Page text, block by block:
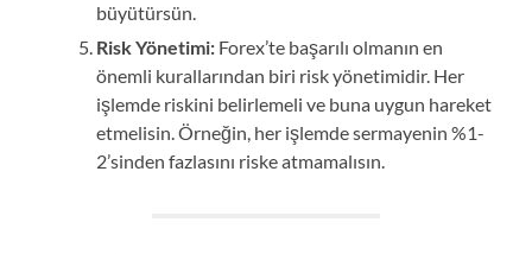
büyütürsün.
Risk Yönetimi: Forex’te başarılı olmanın en
önemli kurallarından biri risk yönetimidir. Her
işlemde riskini belirlemeli ve buna uygun hareket
etmelisin. Örneğin, her işlemde sermayenin %1-
2’sinden fazlasını riske atmamalısın.